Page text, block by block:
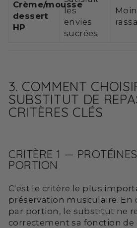
Crème/mousse
dessert
HP
les
envies
sucrées
3. COMMENT
SUBSTITUT DE
CRITÈRES CLÉS
CRITÈRE 1 —
PORTION
C'est le critère le plus
préservation musculaire. En
par portion, le substitut ne
correctement sa fonction de